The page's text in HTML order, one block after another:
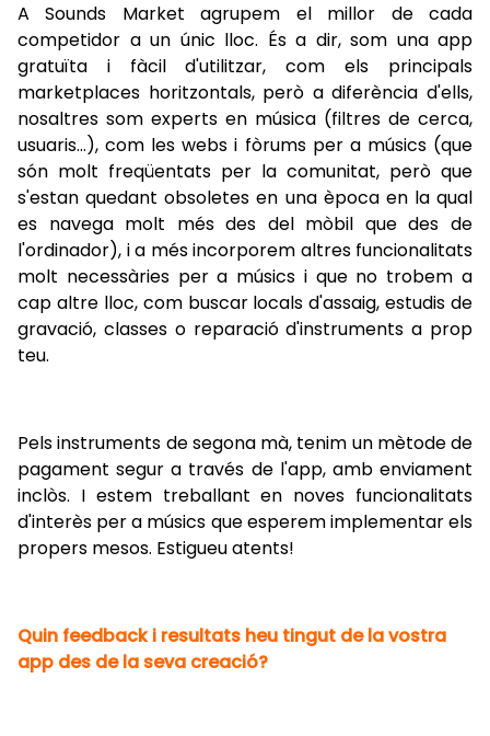
A Sounds Market agrupem el millor de cada
competidor a un únic lloc. És a dir, som una app
gratuïta i fàcil d'utilitzar, com els principals
marketplaces horitzontals, però a diferència d'ells,
nosaltres som experts en música (filtres de cerca,
usuaris…), com les webs i fòrums per a músics (que
són molt freqüentats per la comunitat, però que
s'estan quedant obsoletes en una època en la qual
es navega molt més des del mòbil que des de
l'ordinador), i a més incorporem altres funcionalitats
molt necessàries per a músics i que no trobem a
cap altre lloc, com buscar locals d'assaig, estudis de
gravació, classes o reparació d'instruments a prop
teu.
Pels instruments de segona mà, tenim un mètode de
pagament segur a través de l'app, amb enviament
inclòs. I estem treballant en noves funcionalitats
d'interès per a músics que esperem implementar els
propers mesos. Estigueu atents!
Quin feedback i resultats heu tingut de la vostra
app des de la seva creació?